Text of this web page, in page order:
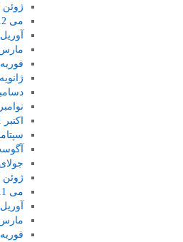
ژوئن 2012
می 2012
آوریل 2012
مارس
فوریه 2012
ژانویه 2012
دسامبر
نوامبر 2011
اکتبر 2011
سپتامبر
آگوست
جولای 2011
ژوئن 2011
می 2011
آوریل 2011
مارس
فوریه 2011